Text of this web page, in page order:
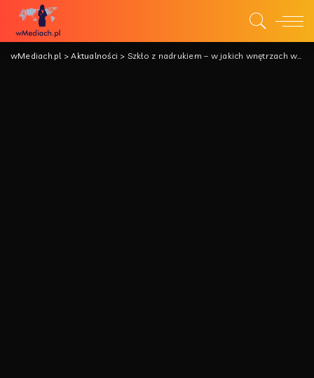
wMediach.pl>Aktualności > Szkło z nadrukiem – w jakich wnętrzach warto je stosować?